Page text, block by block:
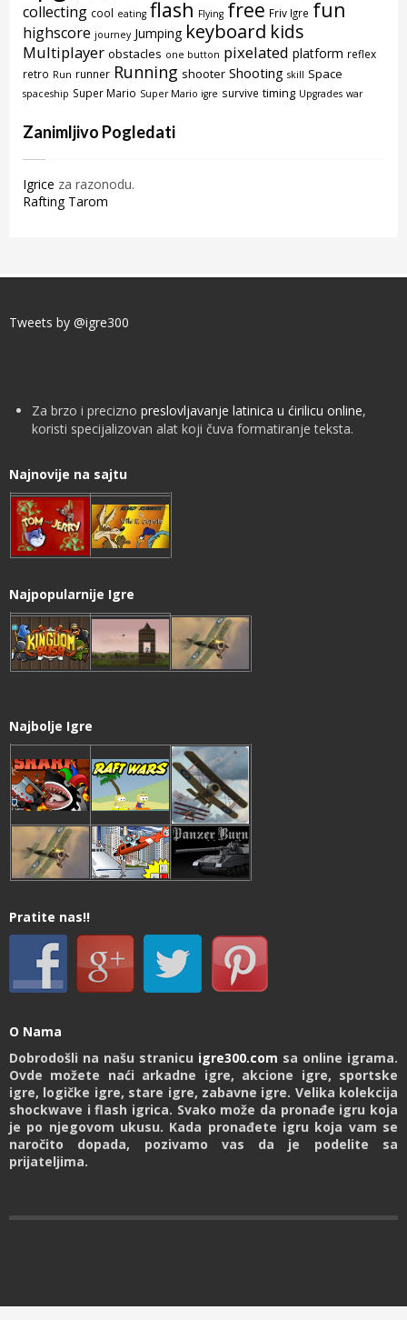
collecting cool eating flash Flying free Friv Igre fun
highscore journey Jumping keyboard kids
Multiplayer obstacles one button pixelated platform reflex
retro Run runner Running shooter Shooting skill Space
spaceship Super Mario Super Mario igre survive timing Upgrades war
Zanimljivo Pogledati
Igrice za razonodu.
Rafting Tarom
Tweets by @igre300
Za brzo i precizno preslovljavanje latinica u ćirilicu online,
koristi specijalizovan alat koji čuva formatiranje teksta.
Najnovije na sajtu
Najpopularnije Igre
Najbolje Igre
Pratite nas!!
O Nama
Dobrodošli na našu stranicu igre300.com sa online igrama.
Ovde možete naći arkadne igre, akcione igre, sportske
igre, logičke igre, stare igre, zabavne igre. Velika kolekcija
shockwave i flash igrica. Svako može da pronađe igru koja
je po njegovom ukusu. Kada pronađete igru koja vam se
naročito dopada, pozivamo vas da je podelite sa
prijateljima.